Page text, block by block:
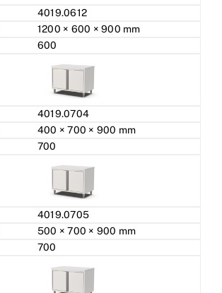
4019.0612
1200 × 600 × 900 mm
600
4019.0704
400 × 700 × 900 mm
700
4019.0705
500 × 700 × 900 mm
700